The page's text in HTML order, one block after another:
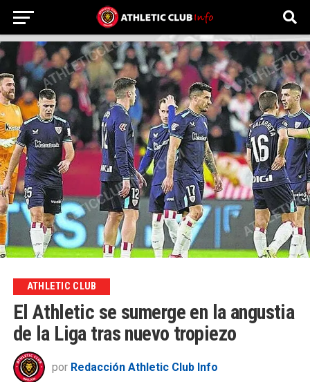
ATHLETIC CLUB
El Athletic se sumerge en la angustia
de la Liga tras nuevo tropiezo
por Redacción Athletic Club Info